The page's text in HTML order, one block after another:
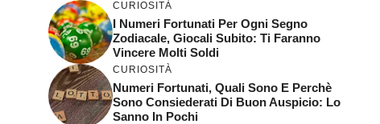
CURIOSITÀ
I Numeri Fortunati Per Ogni Segno
Zodiacale, Giocali Subito: Ti Faranno
Vincere Molti Soldi
CURIOSITÀ
Numeri Fortunati, Quali Sono E Perchè
Sono Consiederati Di Buon Auspicio: Lo
Sanno In Pochi